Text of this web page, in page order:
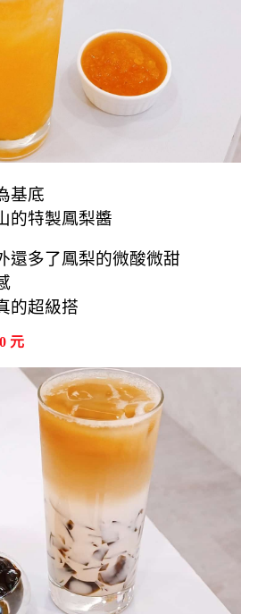
基底
的特製鳳梨醬
還多了鳳梨的微酸微甜
的超級搭
元